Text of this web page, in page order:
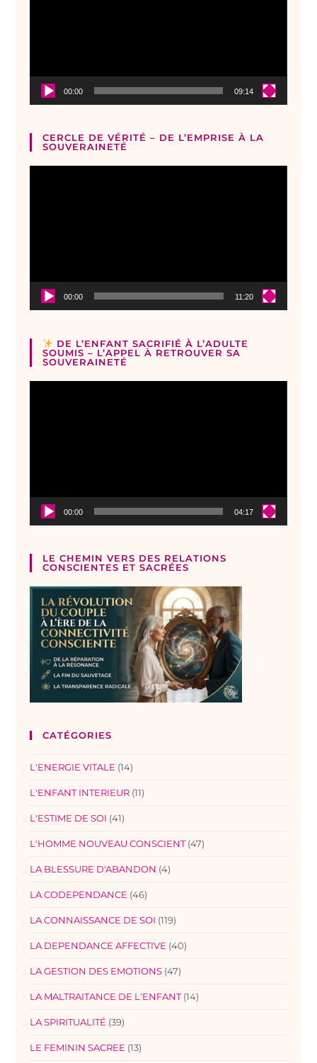
00:00 09:14
CERCLE DE VÉRITÉ – DE L’EMPRISE À LA
SOUVERAINETÉ
00:00 11:20
DE L’ENFANT SACRIFIÉ À L’ADULTE
SOUMIS – L’APPEL À RETROUVER SA
SOUVERAINETÉ
00:00 04:17
LE CHEMIN VERS DES RELATIONS
CONSCIENTES ET SACRÉES
CATÉGORIES
L'ENERGIE VITALE (14)
L'ENFANT INTERIEUR (11)
L'ESTIME DE SOI (41)
L'HOMME NOUVEAU CONSCIENT (47)
LA BLESSURE D'ABANDON (4)
LA CODEPENDANCE (46)
LA CONNAISSANCE DE SOI (119)
LA DEPENDANCE AFFECTIVE (40)
LA GESTION DES EMOTIONS (47)
LA MALTRAITANCE DE L'ENFANT (14)
LA SPIRITUALITÉ (39)
LE FEMININ SACREE (13)